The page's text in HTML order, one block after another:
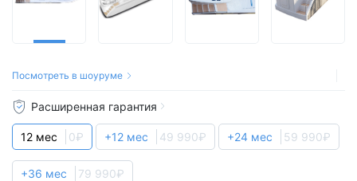
Посмотреть в шоуруме
Расширенная гарантия
12 мес 0₽ +12 мес 49 990₽ +24 мес 59 990₽
+36 мес 79 990₽